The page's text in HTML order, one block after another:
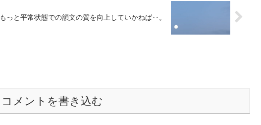
もっと平常状態での韻文の質を向上していかねば‥。
コメントを書き込む